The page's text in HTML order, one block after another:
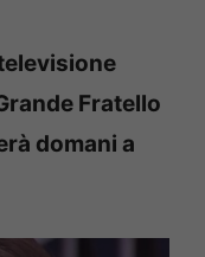
Fratello
domani a